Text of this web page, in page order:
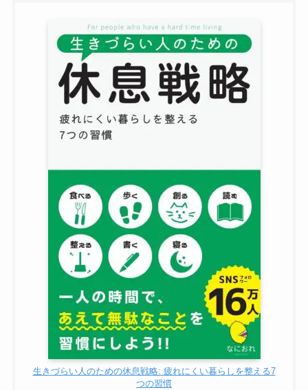
生きづらい人のための休息戦略: 疲れにくい暮らしを整える7
つの習慣